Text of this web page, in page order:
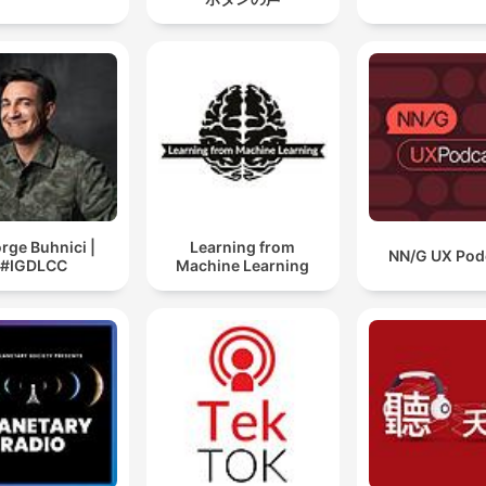
Buhnici |
#IGDLCC
Learning from
Machine Learning
NN/G UX